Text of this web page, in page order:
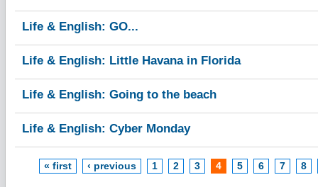
Life & English: GO...
Life & English: Little Havana in Florida
Life & English: Going to the beach
Life & English: Cyber Monday
« first ‹ previous 1 2 3 4 5 6 7 8